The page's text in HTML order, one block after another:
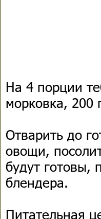
На 4 порции
морковка,
Отварить до
овощи,
будут готовы,
блендера.
Питательная